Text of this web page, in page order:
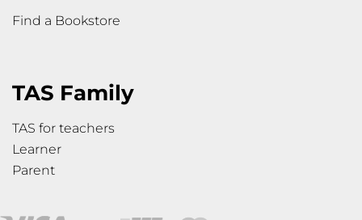
Find a Bookstore
TAS Family
TAS for teachers
Learner
Parent